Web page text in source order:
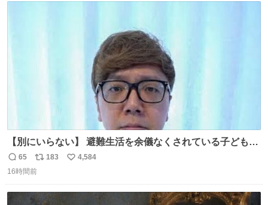
【別にいらない】 避難生活を余儀なくされている子どもた
ちのためにヒカキンボックス1000個を寄付させていただき
ました
返
信
65
リ
ポ
ト
183
い
4,584
16時間前